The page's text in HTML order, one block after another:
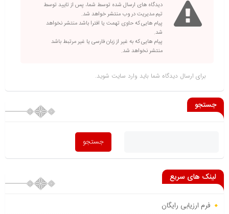
دیدگاه های ارسال شده توسط شما، پس از تایید توسط
تیم مدیریت در وب منتشر خواهد شد.
پیام هایی که حاوی تهمت یا افترا باشد منتشر نخواهد
شد.
پیام هایی که به غیر از زبان فارسی یا غیر مرتبط باشد
منتشر نخواهد شد.
برای ارسال دیدگاه شما باید وارد سایت شوید.
جستجو
لینک های سریع
فرم ارزیابی رایگان